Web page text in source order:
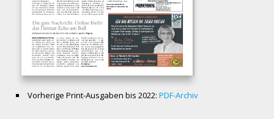
Vorherige Print-Ausgaben bis 2022: PDF-Archiv